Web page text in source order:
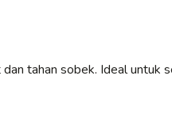
tahan sobek. Ideal untuk